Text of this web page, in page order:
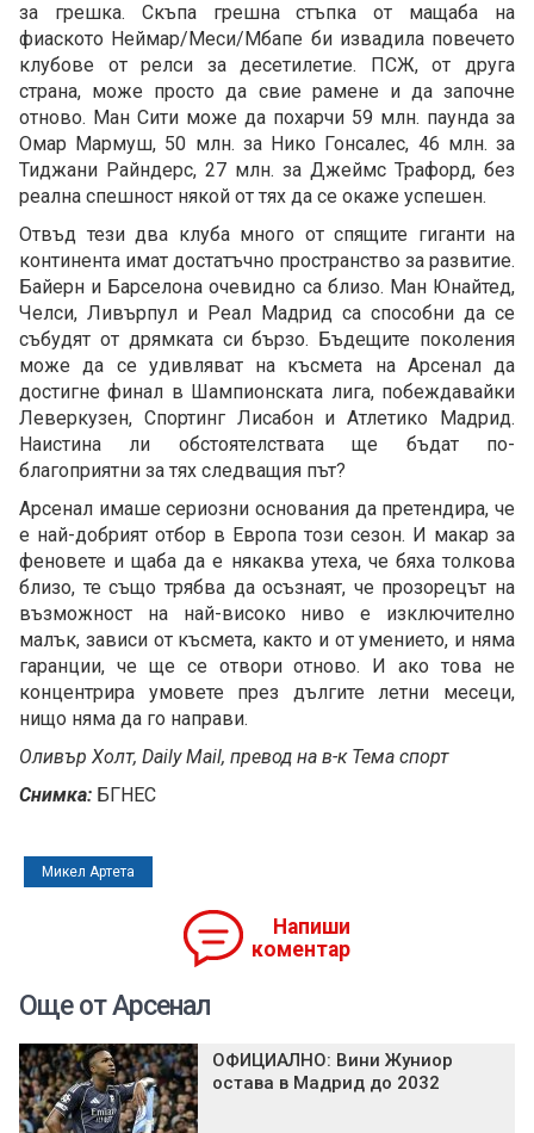
за грешка. Скъпа грешна стъпка от мащаба на
фиаското Неймар/Меси/Мбапе би извадила повечето
клубове от релси за десетилетие. ПСЖ, от друга
страна, може просто да свие рамене и да започне
отново. Ман Сити може да похарчи 59 млн. паунда за
Омар Мармуш, 50 млн. за Нико Гонсалес, 46 млн. за
Тиджани Райндерс, 27 млн. за Джеймс Трафорд, без
реална спешност някой от тях да се окаже успешен.
Отвъд тези два клуба много от спящите гиганти на
континента имат достатъчно пространство за развитие.
Байерн и Барселона очевидно са близо. Ман Юнайтед,
Челси, Ливърпул и Реал Мадрид са способни да се
събудят от дрямката си бързо. Бъдещите поколения
може да се удивляват на късмета на Арсенал да
достигне финал в Шампионската лига, побеждавайки
Леверкузен, Спортинг Лисабон и Атлетико Мадрид.
Наистина ли обстоятелствата ще бъдат по-
благоприятни за тях следващия път?
Арсенал имаше сериозни основания да претендира, че
е най-добрият отбор в Европа този сезон. И макар за
феновете и щаба да е някаква утеха, че бяха толкова
близо, те също трябва да осъзнаят, че прозорецът на
възможност на най-високо ниво е изключително
малък, зависи от късмета, както и от умението, и няма
гаранции, че ще се отвори отново. И ако това не
концентрира умовете през дългите летни месеци,
нищо няма да го направи.
Оливър Холт, Daily Mail, превод на в-к Тема спорт
Снимка: БГНЕС
Микел Артета
Напиши
коментар
Още от Арсенал
ОФИЦИАЛНО: Вини Жуниор
остава в Мадрид до 2032